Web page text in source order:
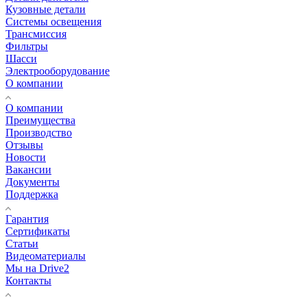
Кузовные детали
Системы освещения
Трансмиссия
Фильтры
Шасси
Электрооборудование
О компании
О компании
Преимущества
Производство
Отзывы
Новости
Вакансии
Документы
Поддержка
Гарантия
Сертификаты
Статьи
Видеоматериалы
Мы на Drive2
Контакты